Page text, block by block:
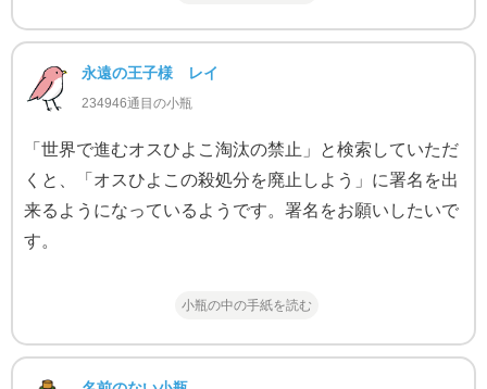
永遠の王子様 レイ
234946通目の小瓶
「世界で進むオスひよこ淘汰の禁止」と検索していただ
くと、「オスひよこの殺処分を廃止しよう」に署名を出
来るようになっているようです。署名をお願いしたいで
す。
小瓶の中の手紙を読む